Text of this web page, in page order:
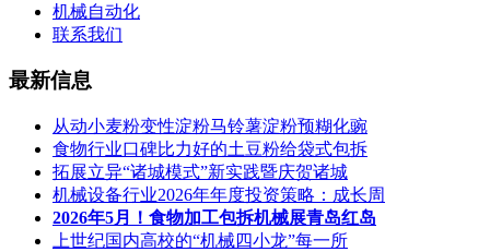
机械自动化
联系我们
最新信息
从动小麦粉变性淀粉马铃薯淀粉预糊化豌
食物行业口碑比力好的土豆粉给袋式包拆
拓展立异“诸城模式”新实践暨庆贺诸城
机械设备行业2026年年度投资策略：成长周
2026年5月！食物加工包拆机械展青岛红岛
上世纪国内高校的“机械四小龙”每一所